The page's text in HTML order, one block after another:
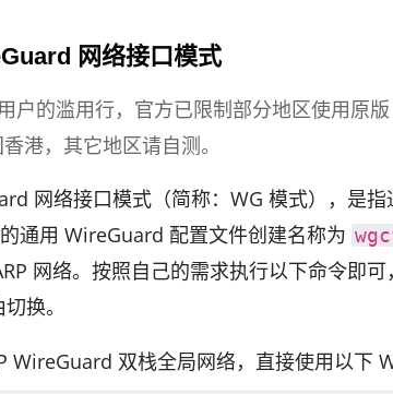
网络接口模式
户的滥用行，官方已限制部分地区使用原
港，其它地区请自测。
网络接口模式（简称：WG 模式），是指
通用 Wire­Guard 配置文件创建名称为
网络。按照自己的需求执行以下命令即
换。
Wire­Guard 双栈全局网络，直接使用以下